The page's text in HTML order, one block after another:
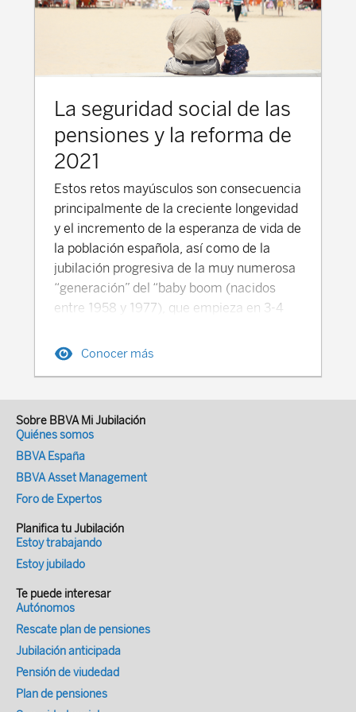
La seguridad social de las
pensiones y la reforma de
2021
Estos retos mayúsculos son consecuencia
principalmente de la creciente longevidad
y el incremento de la esperanza de vida de
la población española, así como de la
jubilación progresiva de la muy numerosa
“generación” del “baby boom (nacidos
entre 1958 y 1977), que empieza en 3-4
afectará a nuestro sistema de pensiones
tanto de solvencia), porque las pensiones
recaudadas cada año (nuestro sistema es
un sistema de reparto). El sistema gasta
más de lo que ingresa, problema que se ve
exacerbado por el hecho de que cada
cohorte vive unos cuantos años más que
la de sus padres. El tránsito a la jubilación
de los nacidos entre 1958 y 1977
provocará un enorme problema de
liquidez. En los próximos años, la digestión
de estas generaciones va a ser difícil y
dolorosa, financieramente hablando. Bajo
este panorama, ¿cómo cabe enjuiciar la
“reforma de las pensiones de 2021” ?, se
Conocer más
Sobre BBVA Mi Jubilación
Quiénes somos
BBVA España
BBVA Asset Management
Foro de Expertos
Planifica tu Jubilación
Estoy trabajando
Estoy jubilado
Te puede interesar
Autónomos
Rescate plan de pensiones
Jubilación anticipada
Pensión de viudedad
Plan de pensiones